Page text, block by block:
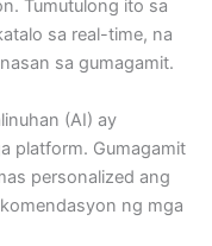
Tumutulong ito sa
sa real-time, na
sa gumagamit.
(AI) ay
platform. Gumagamit
personalized ang
ng mga